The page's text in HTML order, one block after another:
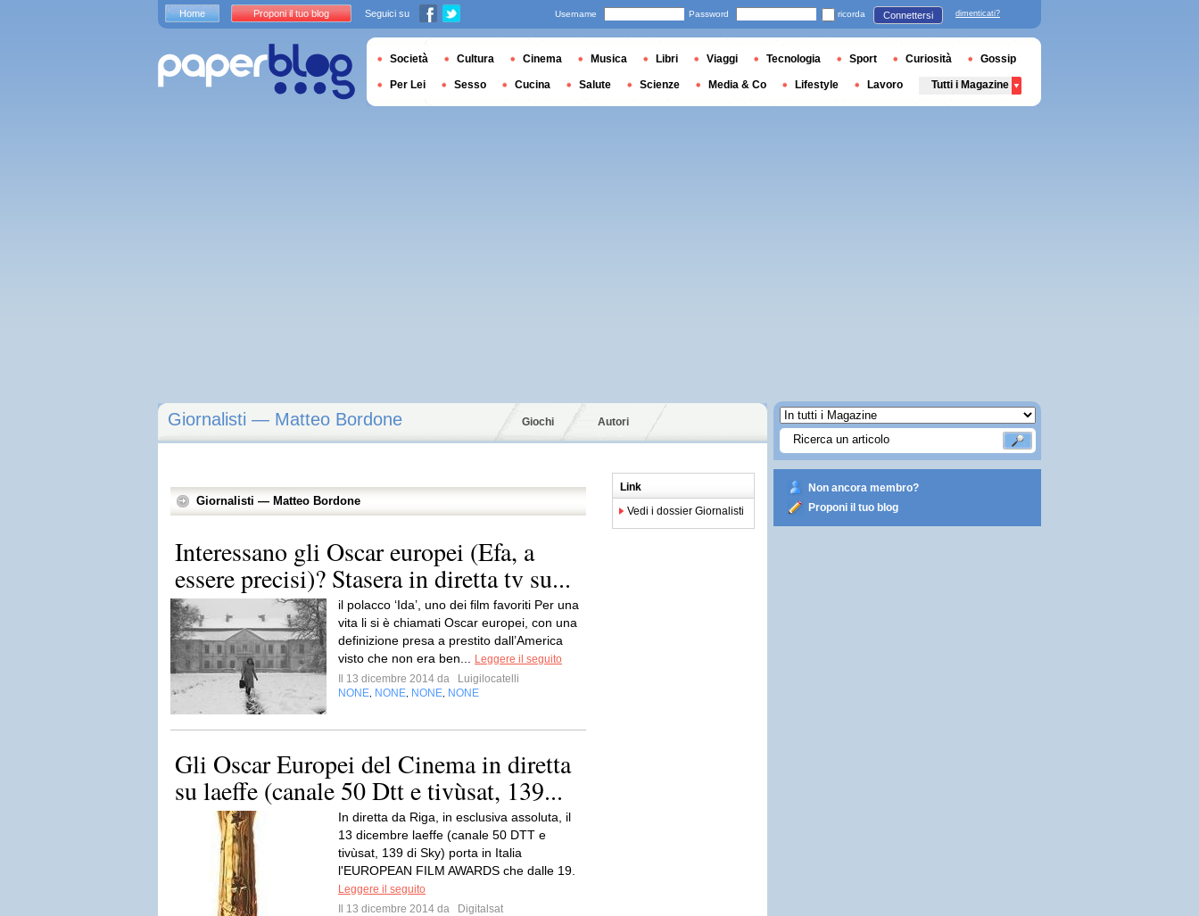
Giornalisti — Matteo Bordone Giochi Autori
Giornalisti — Matteo Bordone
Interessano gli Oscar europei (Efa, a
essere precisi)? Stasera in diretta tv su...
il polacco ‘Ida’, uno dei film favoriti Per una
vita li si è chiamati Oscar europei, con una
definizione presa a prestito dall’America
visto che non era ben...
Leggere il seguito
Il 13 dicembre 2014 da
Luigilocatelli
NONE NONE NONE NONE
Gli Oscar Europei del Cinema in diretta
su laeffe (canale 50 Dtt e tivùsat, 139...
In diretta da Riga, in esclusiva assoluta, il
13 dicembre laeffe (canale 50 DTT e
tivùsat, 139 di Sky) porta in Italia
l'EUROPEAN FILM AWARDS che dalle 19.
Leggere il seguito
Il 13 dicembre 2014 da
Digitalsat
Link
Vedi i dossier Giornalisti
Non ancora membro?
Proponi il tuo blog
Home Proponi il tuo blog Seguici su Username Password ricorda Connettersi dimenticati?
Società Cultura Cinema Musica Libri Viaggi Tecnologia Sport Curiosità Gossip
Per Lei Sesso Cucina Salute Scienze Media & Co Lifestyle Lavoro Tutti i Magazine